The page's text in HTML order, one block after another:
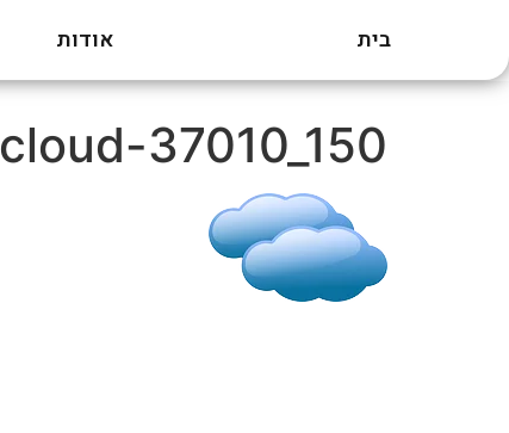
דילוג
בית אודות
cloud-37010_150